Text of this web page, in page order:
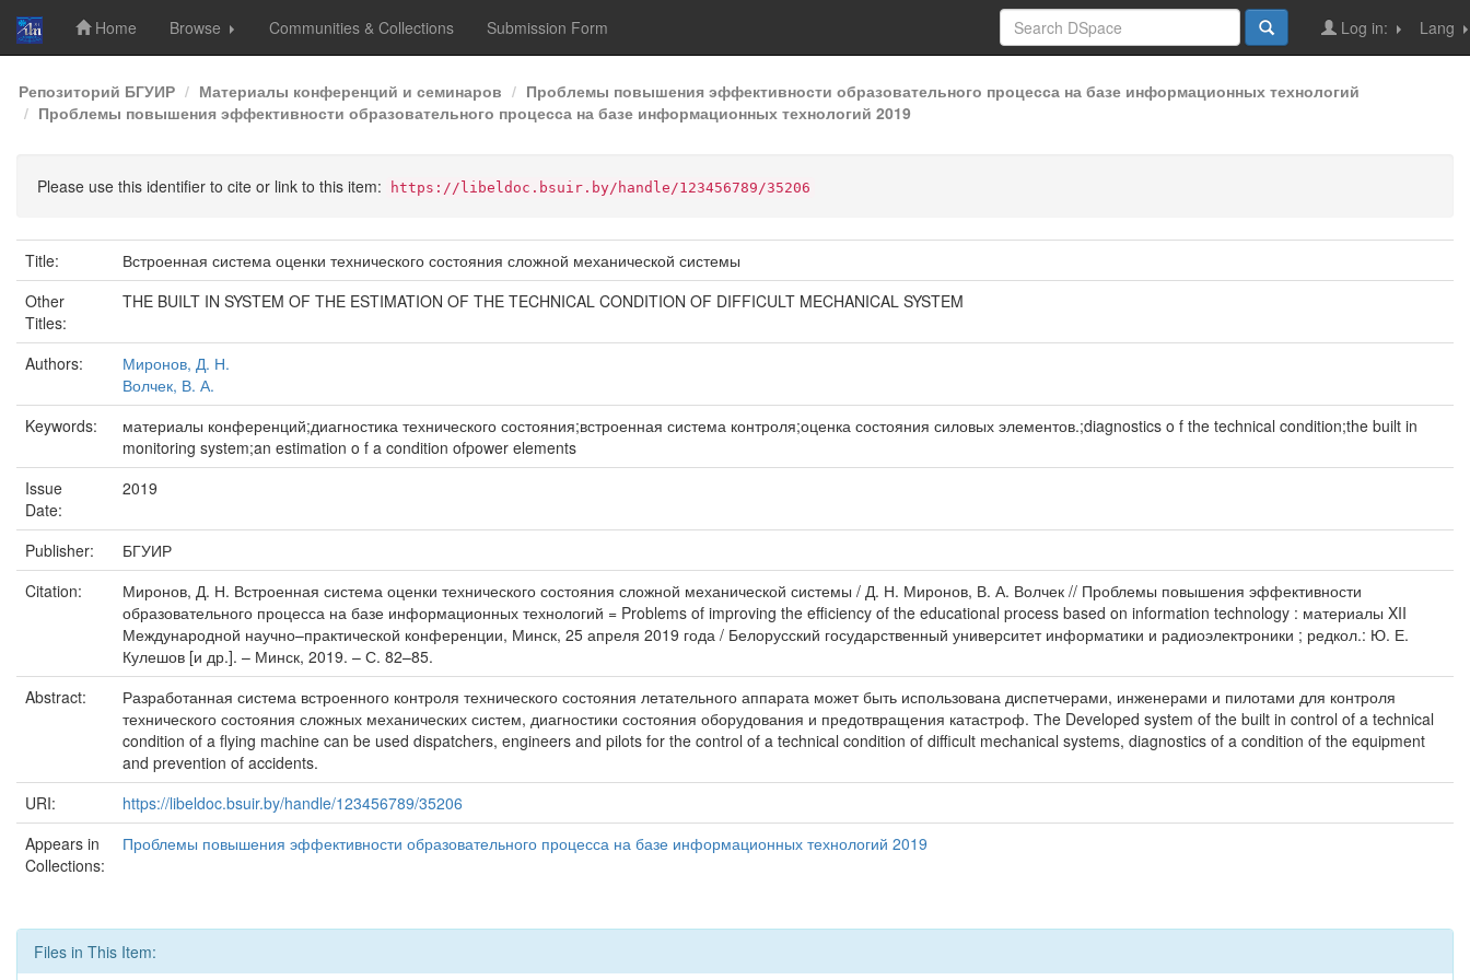
Skip
navigation
Home Browse Communities & Collections Submission Form Lang
Log in:
Репозиторий БГУИР Материалы конференций и семинаров
Проблемы повышения эффективности образовательного процесса на базе информационных технологий
Проблемы повышения эффективности образовательного процесса на базе информационных технологий 2019
Please use this identifier to cite or link to this item: https://libeldoc.bsuir.by/handle/123456789/35206
Title:
Встроенная система оценки технического состояния сложной механической системы
Other
Titles:
THE BUILT IN SYSTEM OF THE ESTIMATION OF THE TECHNICAL CONDITION OF DIFFICULT MECHANICAL SYSTEM
Authors:
Миронов, Д. Н.
Волчек, В. А.
Keywords:
материалы конференций;диагностика технического состояния;встроенная система контроля;оценка состояния силовых элементов.;diagnostics o f the technical condition;the built in
monitoring system;an estimation o f a condition ofpower elements
Issue
Date:
2019
Publisher:
БГУИР
Citation:
Миронов, Д. Н. Встроенная система оценки технического состояния сложной механической системы / Д. Н. Миронов, В. А. Волчек // Проблемы повышения эффективности
образовательного процесса на базе информационных технологий = Problems of improving the efficiency of the educational process based on information technology : материалы XII
Международной научно–практической конференции, Минск, 25 апреля 2019 года / Белорусский государственный университет информатики и радиоэлектроники ; редкол.: Ю. Е.
Кулешов [и др.]. – Минск, 2019. – С. 82–85.
Abstract:
Разработанная система встроенного контроля технического состояния летательного аппарата может быть использована диспетчерами, инженерами и пилотами для контроля
технического состояния сложных механических систем, диагностики состояния оборудования и предотвращения катастроф. Тhe Developed system of the built in control of a technical
condition of a flying machine can be used dispatchers, engineers and pilots for the control of a technical condition of difficult mechanical systems, diagnostics of a condition of the equipment
and prevention of accidents.
URI:
https://libeldoc.bsuir.by/handle/123456789/35206
Appears in
Collections:
Проблемы повышения эффективности образовательного процесса на базе информационных технологий 2019
Files in This Item: